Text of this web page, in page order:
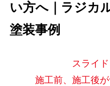
い方へ｜ラジカ
塗装事例
スライ
施工前、施工後